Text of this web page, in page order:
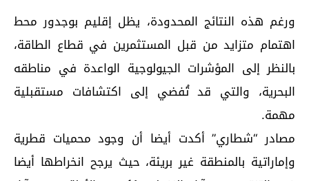
ورغم هذه النتائج المحدودة، يظل إقليم بوجدور محط
اهتمام متزايد من قبل المستثمرين في قطاع الطاقة،
بالنظر إلى المؤشرات الجيولوجية الواعدة في مناطقه
البحرية، والتي قد تُفضي إلى اكتشافات مستقبلية
مهمة.
مصادر “شطاري” أكدت أيضا أن وجود محميات قطرية
وإماراتية بالمنطقة غير بريئة، حيث يرجح انخراطها أيضا